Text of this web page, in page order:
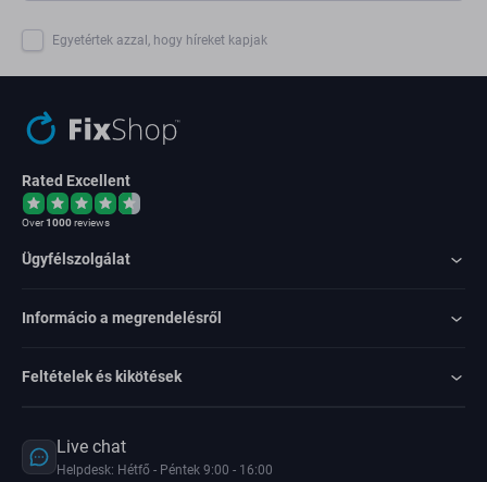
Egyetértek azzal, hogy híreket kapjak
Rated Excellent
Over1000reviews
Ügyfélszolgálat
Informácio a megrendelésről
Feltételek és kikötések
Live chat
Helpdesk: Hétfő - Péntek 9:00 - 16:00